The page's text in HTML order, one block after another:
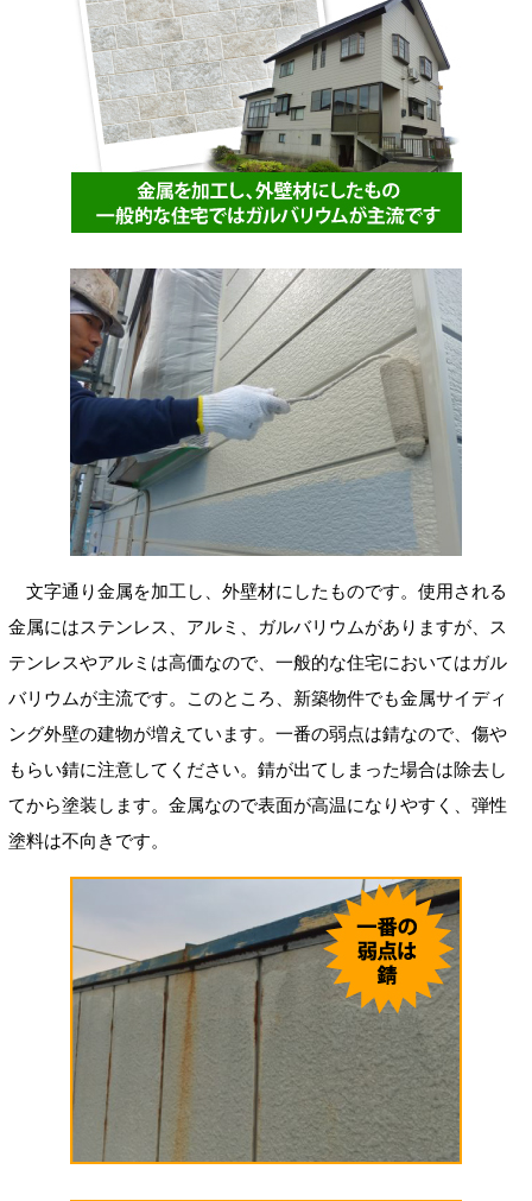
文字通り金属を加工し、外壁材にしたものです。使用される
金属にはステンレス、アルミ、ガルバリウムがありますが、ス
テンレスやアルミは高価なので、一般的な住宅においてはガル
バリウムが主流です。このところ、新築物件でも金属サイディ
ング外壁の建物が増えています。一番の弱点は錆なので、傷や
もらい錆に注意してください。錆が出てしまった場合は除去し
てから塗装します。金属なので表面が高温になりやすく、弾性
塗料は不向きです。